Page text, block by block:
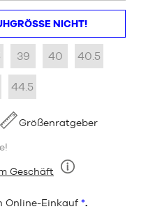
NICHT!
39 40 40.5
44.5
Größenratgeber
Geschäft
Online-Einkauf *.